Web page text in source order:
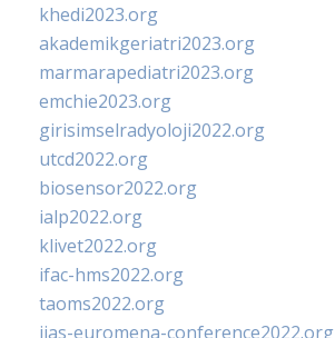
khedi2023.org
akademikgeriatri2023.org
marmarapediatri2023.org
emchie2023.org
girisimselradyoloji2022.org
utcd2022.org
biosensor2022.org
ialp2022.org
klivet2022.org
ifac-hms2022.org
taoms2022.org
iias-euromena-conference2022.org